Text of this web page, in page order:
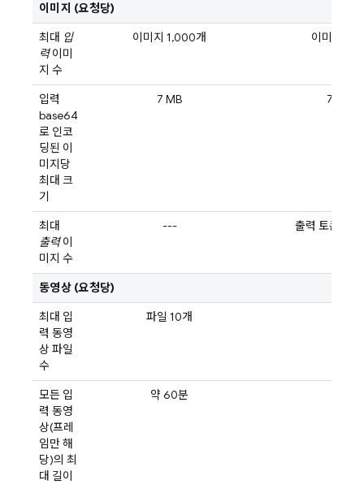
이미지 (요청당)
최대 입
력이미
지 수
이미지 1,000개 이미지 14
입력
base64
로 인코
딩된 이
미지당
최대 크
기
7 MB 7 MB
최대
출력이
미지 수
--- 출력 토큰 한
동영상 (요청당)
최대 입
력 동영
상 파일
수
파일 10개
모든 입
력 동영
상(프레
임만 해
당)의 최
대 길이
약 60분